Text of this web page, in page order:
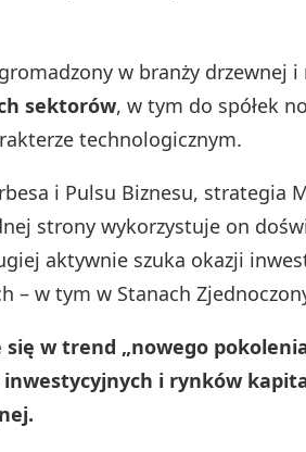
w branży drzewnej i
sektorów, w tym do spółek
technologicznym.
i Pulsu Biznesu, strategia
strony wykorzystuje on
aktywnie szuka okazji
– w tym w Stanach
się w trend „nowego
i rynków